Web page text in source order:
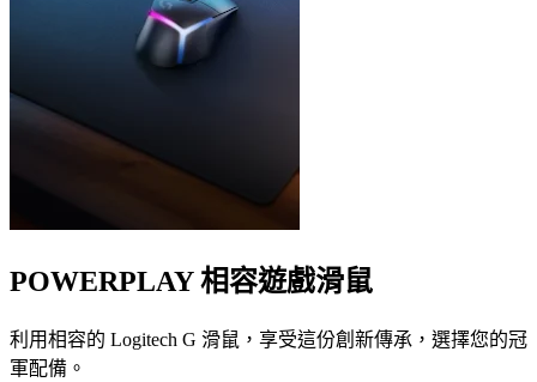
POWERPLAY 相容遊戲滑鼠
利用相容的 Logitech G 滑鼠，享受這份創新傳承，選擇您的冠
軍配備。